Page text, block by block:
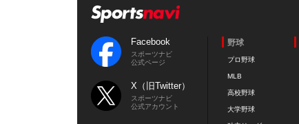
Facebook
スポーツナビ
公式ページ
X（旧Twitter）
スポーツナビ
公式アカウント
野球
プロ野球
MLB
高校野球
大学野球